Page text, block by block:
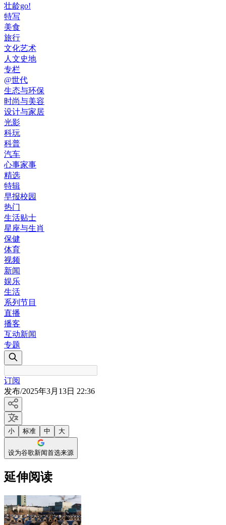
壮龄go!
特写
美食
旅行
文化艺术
人文史地
专栏
@世代
生态与环保
时尚与美容
设计与家居
光影
科玩
科普
汽车
心事家事
精选
特辑
早报校园
热门
生活贴士
星座与生肖
保健
体育
视频
新闻
娱乐
生活
系列节目
直播
播客
互动新闻
专题
订阅
发布/2025年3月13日 22:36
小 标准 中 大
设为谷歌新闻首选来源
延伸阅读